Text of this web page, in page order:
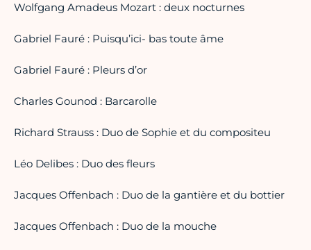
Wolfgang Amadeus Mozart : deux nocturnes
Gabriel Fauré : Puisqu’ici- bas toute âme
Gabriel Fauré : Pleurs d’or
Charles Gounod : Barcarolle
Richard Strauss : Duo de Sophie et du compositeu
Léo Delibes : Duo des fleurs
Jacques Offenbach : Duo de la gantière et du bottier
Jacques Offenbach : Duo de la mouche